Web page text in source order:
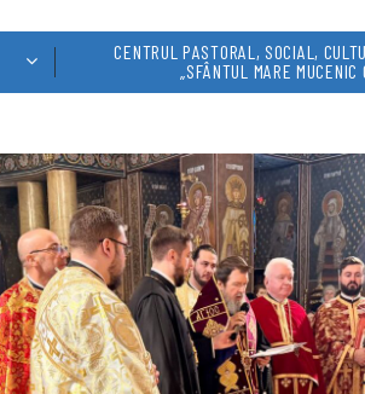
CENTRUL PASTORAL, SOCIAL,
„SFÂNTUL MARE MUCENIC